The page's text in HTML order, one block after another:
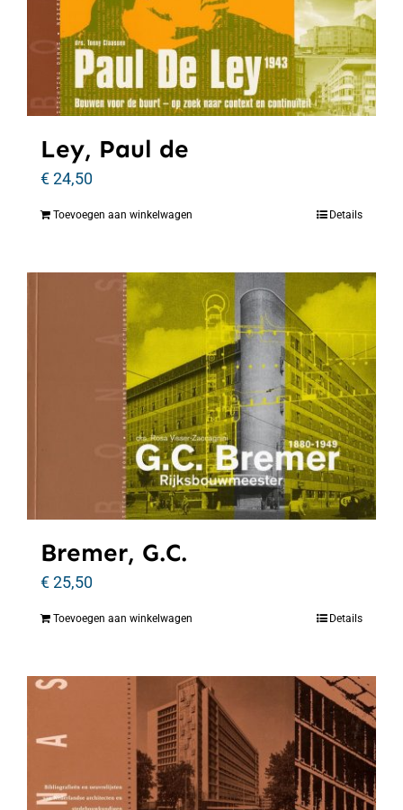
Ley, Paul de
€24,50
Toevoegen aan winkelwagen Details
Bremer, G.C.
€25,50
Toevoegen aan winkelwagen Details